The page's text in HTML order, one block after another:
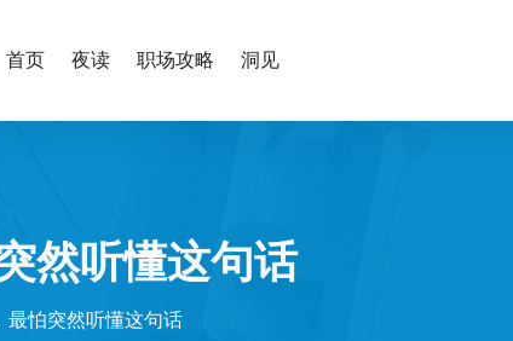
首页 夜读 职场攻略 洞见
然听懂这句话
最怕突然听懂这句话